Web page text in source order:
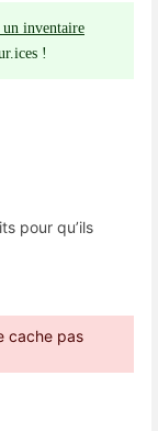
un inventaire
!
pour qu’ils
cache pas